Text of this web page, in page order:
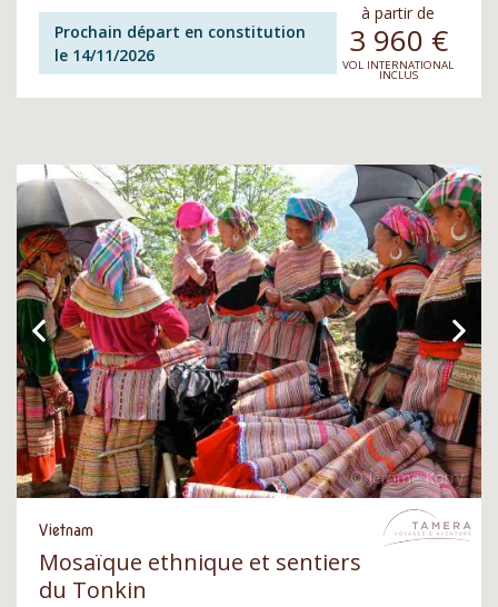
Prochain départ en constitution
le 14/11/2026
à partir de
3 960 €
VOL INTERNATIONAL
INCLUS
Vietnam
Mosaïque ethnique et sentiers
du Tonkin